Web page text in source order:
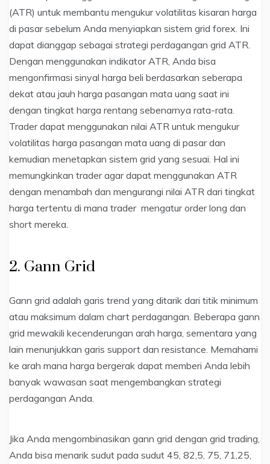
(ATR) untuk membantu mengukur volatilitas kisaran harga
di pasar sebelum Anda menyiapkan sistem grid forex. Ini
dapat dianggap sebagai strategi perdagangan grid ATR.
Dengan menggunakan indikator ATR, Anda bisa
mengonfirmasi sinyal harga beli berdasarkan seberapa
dekat atau jauh harga pasangan mata uang saat ini
dengan tingkat harga rentang sebenarnya rata-rata.
Trader dapat menggunakan nilai ATR untuk mengukur
volatilitas harga pasangan mata uang di pasar dan
kemudian menetapkan sistem grid yang sesuai. Hal ini
memungkinkan trader agar dapat menggunakan ATR
dengan menambah dan mengurangi nilai ATR dari tingkat
harga tertentu di mana trader mengatur order long dan
short mereka.
2. Gann Grid
Gann grid adalah garis trend yang ditarik dari titik minimum
atau maksimum dalam chart perdagangan. Beberapa gann
grid mewakili kecenderungan arah harga, sementara yang
lain menunjukkan garis support dan resistance. Memahami
ke arah mana harga bergerak dapat memberi Anda lebih
banyak wawasan saat mengembangkan strategi
perdagangan Anda.
Jika Anda mengombinasikan gann grid dengan grid trading,
Anda bisa menarik sudut pada sudut 45, 82,5, 75, 71,25,